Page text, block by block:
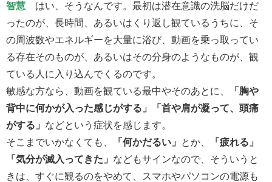
智慧 はい、そうなんです。最初は潜在意識の洗脳だけだ
ったのが、長時間、あるいはくり返し観ているうちに、そ
の周波数やエネルギーを大量に浴び、動画を乗っ取ってい
る存在そのものが、あるいはその分身のようなものが、観
ている人に入り込んでくるのです。
敏感な方なら、動画を観ている最中やそのあとに、
「胸や
背中に何かが入った感じがする」「首や肩が凝って、頭痛
がする」 などという症状を感じます。
そこまでいかなくても、
「何かだるい」 とか、
「疲れる」
「気分が滅入ってきた」 などもサインなので、そういうと
きは、すぐに観るのをやめて、スマホやパソコンの電源も